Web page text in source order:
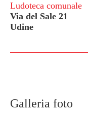
Ludoteca comunale
Via del Sale 21
Udine
Galleria foto